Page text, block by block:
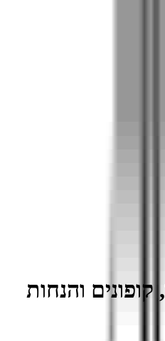
קופונים והנחות